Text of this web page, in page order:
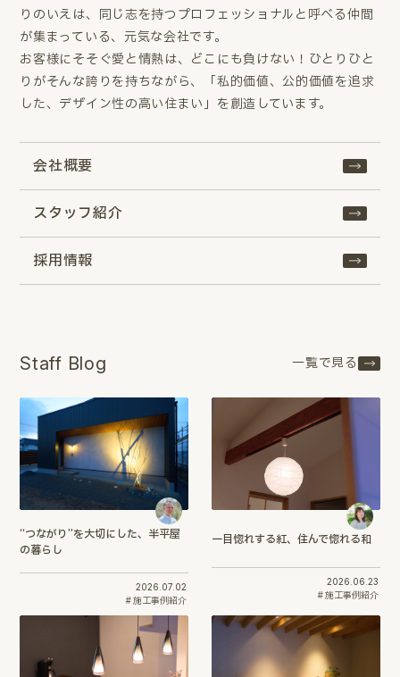
りのいえは、同じ志を持つプロフェッショナルと呼べる仲間
が集まっている、元気な会社です。
お客様にそそぐ愛と情熱は、どこにも負けない！ひとりひと
りがそんな誇りを持ちながら、「私的価値、公的価値を追求
した、デザイン性の高い住まい」を創造しています。
会社概要
スタッフ紹介
採用情報
Staff Blog 一覧で見る
“つながり”を大切にした、半平屋
の暮らし
2026.07.02
施工事例紹介
一目惚れする紅、住んで惚れる和
2026.06.23
施工事例紹介